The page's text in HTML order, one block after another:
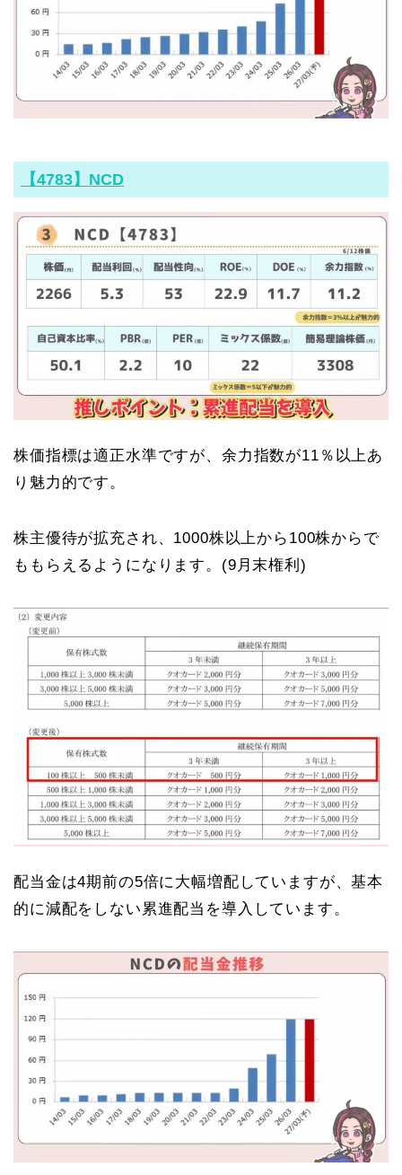
【4783】NCD
株価指標は適正水準ですが、余力指数が11％以上あ
り魅力的です。
株主優待が拡充され、1000株以上から100株からで
ももらえるようになります。(9月末権利)
配当金は4期前の5倍に大幅増配していますが、基本
的に減配をしない累進配当を導入しています。